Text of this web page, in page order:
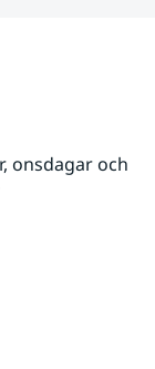
onsdagar och